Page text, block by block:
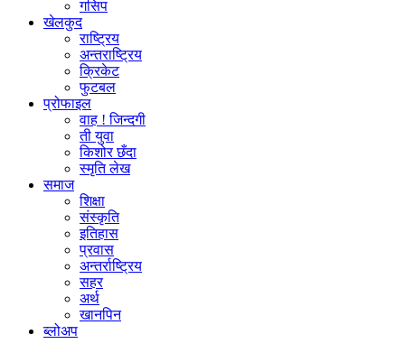
गसिप
खेलकुद
राष्ट्रिय
अन्तराष्ट्रिय
क्रिकेट
फुटबल
प्रोफाइल
वाह ! जिन्दगी
ती युवा
किशोर छँदा
स्मृति लेख
समाज
शिक्षा
संस्कृति
इतिहास
प्रवास
अन्तर्राष्ट्रिय
सहर
अर्थ
खानपिन
ब्लोअप